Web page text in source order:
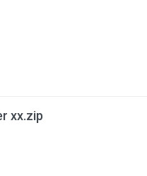
xx.zip